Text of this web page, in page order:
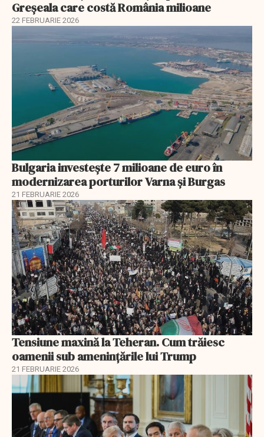
Greșeala care costă România milioane
22 FEBRUARIE 2026
Bulgaria investește 7 milioane de euro în
modernizarea porturilor Varna și Burgas
21 FEBRUARIE 2026
Tensiune maxină la Teheran. Cum trăiesc
oamenii sub amenințările lui Trump
21 FEBRUARIE 2026